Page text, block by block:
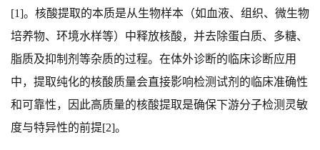
[1]。核酸提取的本质是从生物样本（如血液、组织、微生物
培养物、环境水样等）中释放核酸，并去除蛋白质、多糖、
脂质及抑制剂等杂质的过程。在体外诊断的临床诊断应用
中，提取纯化的核酸质量会直接影响检测试剂的临床准确性
和可靠性，因此高质量的核酸提取是确保下游分子检测灵敏
度与特异性的前提[2]。